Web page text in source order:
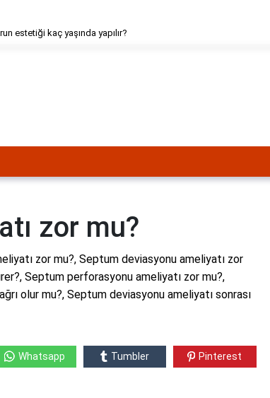
estetiği kaç yaşında yapılır?
zor mu?
zor mu?, Septum deviasyonu ameliyatı zor
Septum perforasyonu ameliyatı zor mu?,
olur mu?, Septum deviasyonu ameliyatı sonrası
Whatsapp Tumbler Pinterest